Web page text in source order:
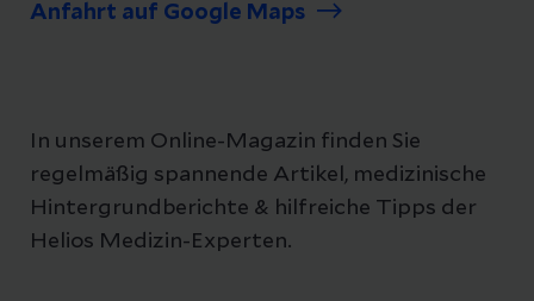
Anfahrt auf Google Maps
In unserem Online-Magazin finden Sie
regelmäßig spannende Artikel, medizinische
Hintergrundberichte & hilfreiche Tipps der
Helios Medizin-Experten.